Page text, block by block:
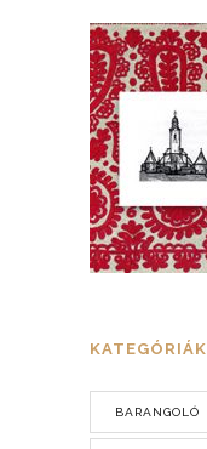
KATEGÓRIÁK
BARANGOLÓ